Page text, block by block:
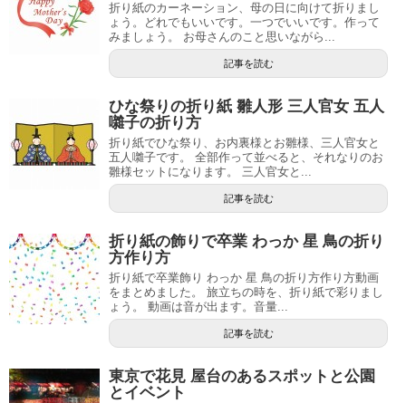
折り紙のカーネーション、母の日に向けて折りまし
ょう。どれでもいいです。一つでいいです。作って
みましょう。 お母さんのこと思いながら...
記事を読む
ひな祭りの折り紙 雛人形 三人官女 五人
囃子の折り方
折り紙でひな祭り、お内裏様とお雛様、三人官女と
五人囃子です。 全部作って並べると、それなりのお
雛様セットになります。 三人官女と...
記事を読む
折り紙の飾りで卒業 わっか 星 鳥の折り
方作り方
折り紙で卒業飾り わっか 星 鳥の折り方作り方動画
をまとめました。 旅立ちの時を、折り紙で彩りまし
ょう。 動画は音が出ます。音量...
記事を読む
東京で花見 屋台のあるスポットと公園
とイベント